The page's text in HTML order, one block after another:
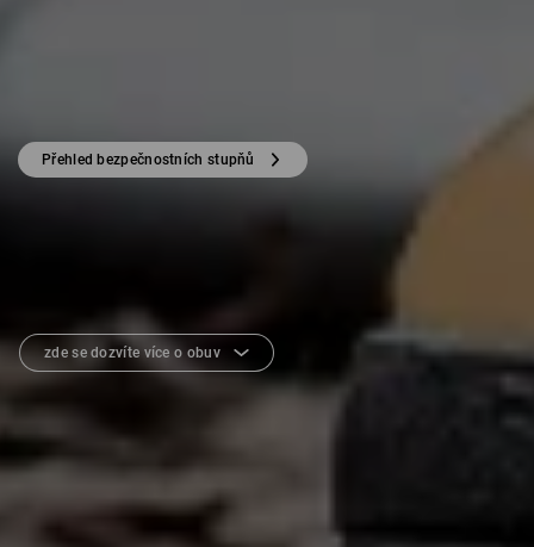
Přehled bezpečnostních stupňů
zde se dozvíte více o obuv